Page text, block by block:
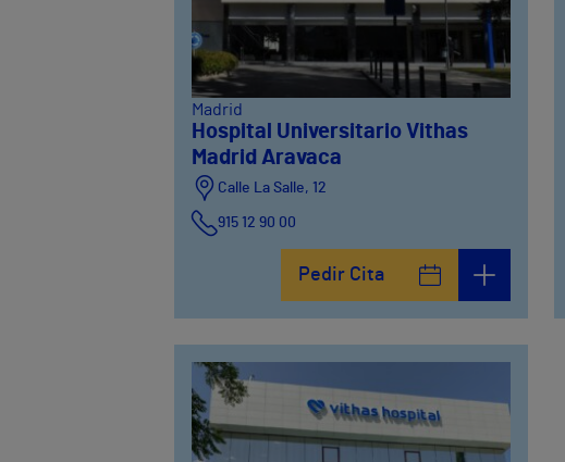
Madrid
Hospital Universitario Vithas
Madrid Aravaca
Calle La Salle, 12
915 12 90 00
Pedir Cita